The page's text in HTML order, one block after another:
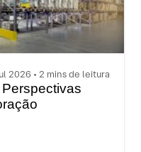
2026 • 2 mins de leitura